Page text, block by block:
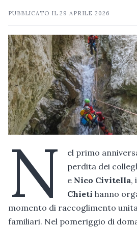
PUBBLICATO IL29 APRILE 2026
N
el primo
perdita dei
e Nico Civitella,
Chietihanno
momento di raccoglimento
familiari. Nel pomeriggio di